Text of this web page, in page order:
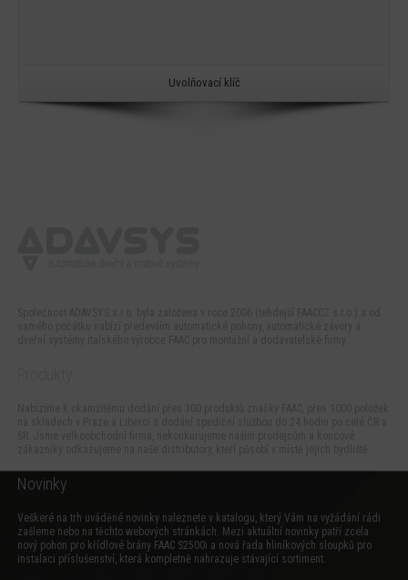
Uvolňovací klíč
Novinky
Veškeré na trh uváděné novinky naleznete v katalogu, který Vám na vyžádání rádi
zašleme nebo na těchto webových stránkách. Mezi aktuální novinky patří zcela
nový pohon pro křídlové brány FAAC S2500i a nová řada hliníkových sloupků pro
instalaci příslušenství , která kompletně nahrazuje stávající sortiment.